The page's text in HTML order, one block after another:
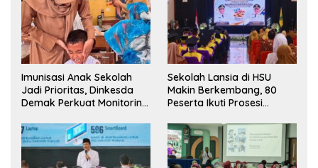
Imunisasi Anak Sekolah
Jadi Prioritas, Dinkesda
Demak Perkuat Monitoring
Sekolah Lansia di HSU
Makin Berkembang, 80
Peserta Ikuti Prosesi